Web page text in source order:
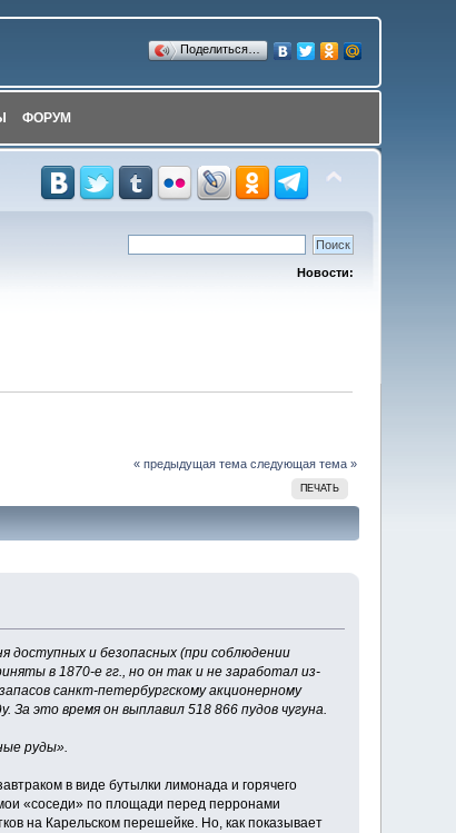
Поделиться…
ФОРУМ
Новости:
« предыдущая тема следующая тема »
ПЕЧАТЬ
доступных и безопасных (при соблюдении
в 1870-е гг., но он так и не заработал из-
санкт-петербургскому акционерному
это время он выплавил 518 866 пудов чугуна.
руды».
в виде бутылки лимонада и горячего
«соседи» по площади перед перронами
на Карельском перешейке. Но, как показывает